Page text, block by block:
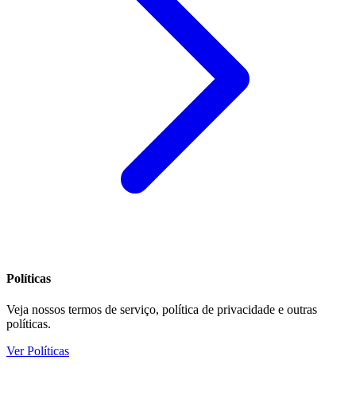
Políticas
Veja nossos termos de serviço, política de privacidade e outras
políticas.
Ver Políticas